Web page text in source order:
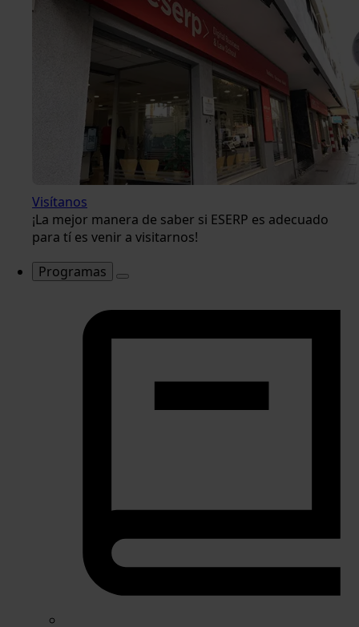
Visítanos
¡La mejor manera de saber si ESERP es adecuado
para tí es venir a visitarnos!
Programas